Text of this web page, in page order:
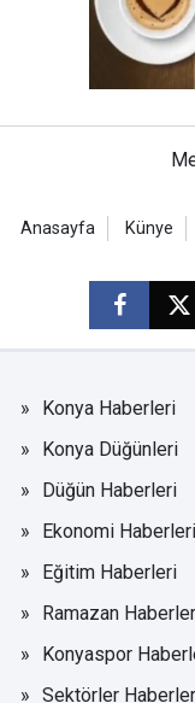
Anasayfa Künye
Konya Haberleri
Konya Düğünleri
Düğün Haberleri
Ekonomi Haberleri
Eğitim Haberleri
Ramazan
Konyaspor
Sektörler